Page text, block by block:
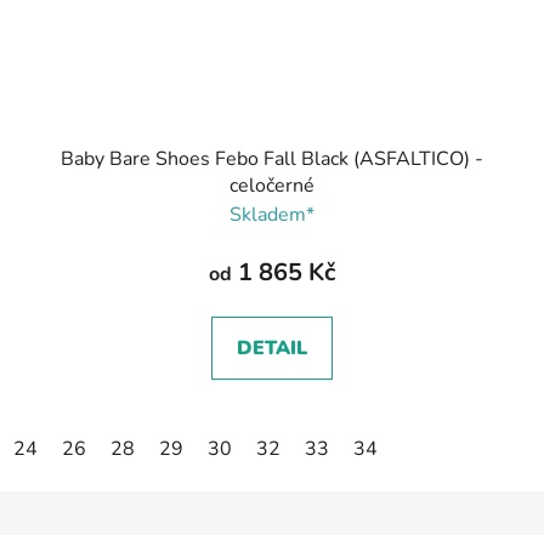
Baby Bare Shoes Febo Fall Black (ASFALTICO) -
celočerné
Skladem*
od 1 865 Kč
DETAIL
24 26 28 29 30 32 33 34